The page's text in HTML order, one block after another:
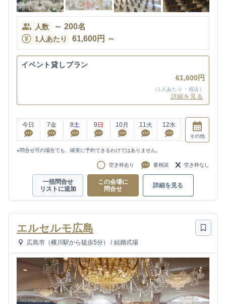
人数 ～ 200名
1人あたり 61,600円 ～
イベント貸しプラン
61,600円
（1人あたり・税込）
詳細を見る
今日 7金 8土 9 日 10月 11火 12水
その他
※問合せ可の場合でも、確実に予約できるわけではありません。
空き枠あり 要相談 空き枠なし
一括問合せ
リストに追加
この会場に
問合せ
詳細を見る
エルセルモ広島
広島市（横川駅から徒歩5分） / 結婚式場